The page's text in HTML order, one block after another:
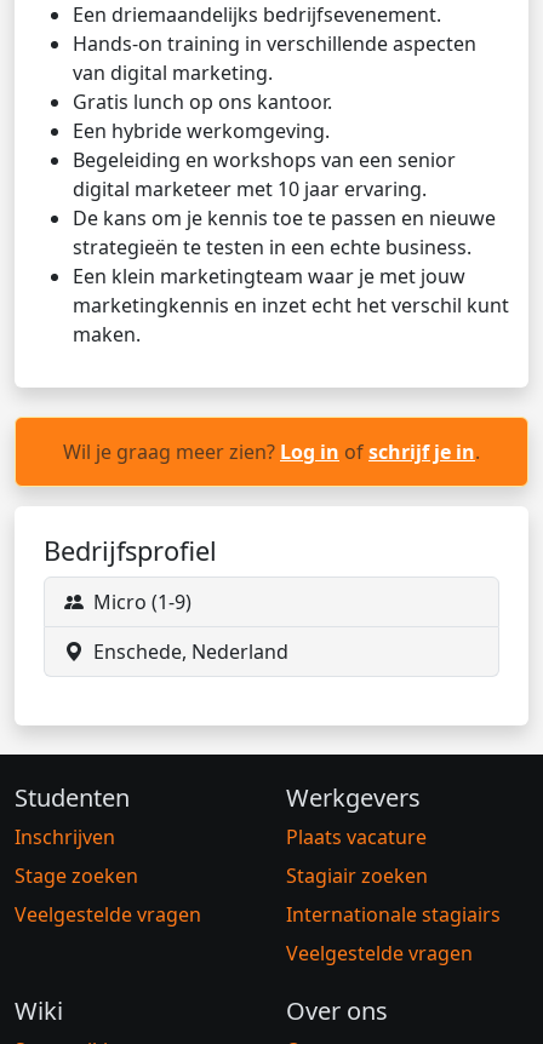
Een driemaandelijks bedrijfsevenement.
Hands-on training in verschillende aspecten
van digital marketing.
Gratis lunch op ons kantoor.
Een hybride werkomgeving.
Begeleiding en workshops van een senior
digital marketeer met 10 jaar ervaring.
De kans om je kennis toe te passen en nieuwe
strategieën te testen in een echte business.
Een klein marketingteam waar je met jouw
marketingkennis en inzet echt het verschil kunt
maken.
Wil je graag meer zien? Log in ofschrijf je in.
Bedrijfsprofiel
Micro (1-9)
Enschede, Nederland
Studenten
Inschrijven
Stage zoeken
Veelgestelde vragen
Werkgevers
Plaats vacature
Stagiair zoeken
Internationale stagiairs
Veelgestelde vragen
Wiki Over ons